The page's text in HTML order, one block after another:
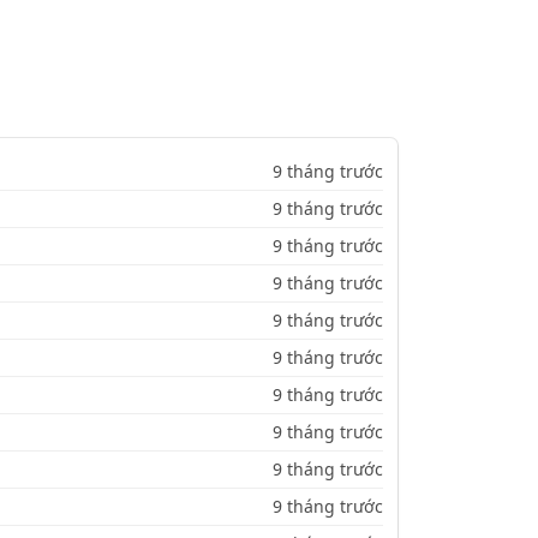
9 tháng trước
9 tháng trước
9 tháng trước
9 tháng trước
9 tháng trước
9 tháng trước
9 tháng trước
9 tháng trước
9 tháng trước
9 tháng trước